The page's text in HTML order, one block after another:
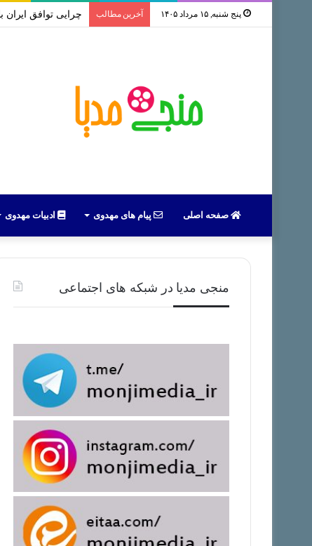
پنج شنبه, ۱۵ مرداد ۱۴۰۵ آخرین مطالب سخنرانی استاد رائفی
صفحه اصلی پیام های مهدوی ادبیات مهدوی
منجی مدیا در شبکه های اجتماعی